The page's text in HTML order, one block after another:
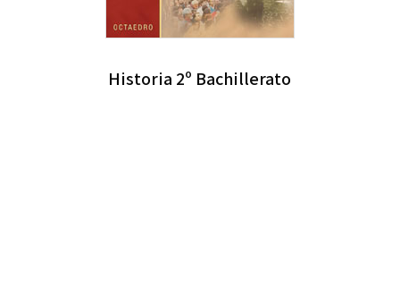
Historia 2º Bachillerato